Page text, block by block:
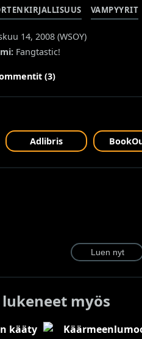
VAMPYYRIT
14, 2008 (WSOY)
Fangtastic!
(3)
Adlibris
myös